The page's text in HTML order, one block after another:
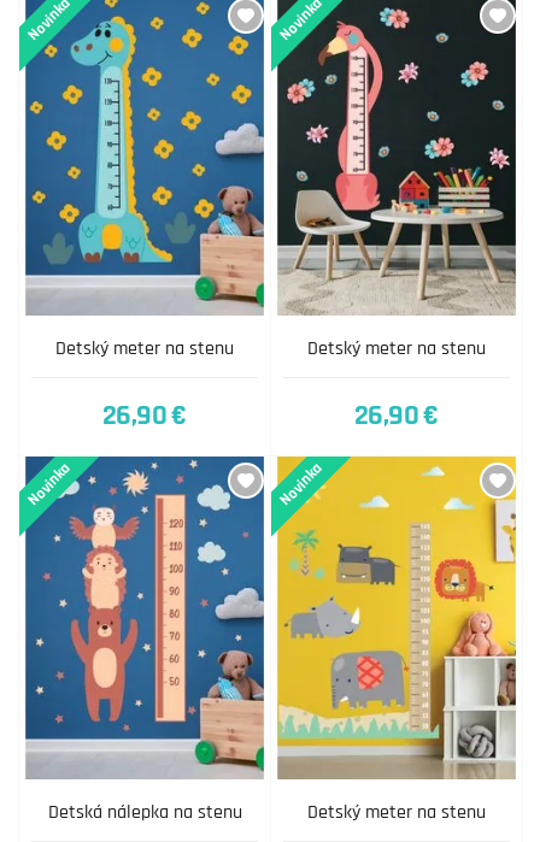
Detský meter na stenu
Novinka
26,90 €
Detský meter na stenu
Novinka
26,90 €
Detská nálepka na stenu
Novinka
Detský meter na stenu
Novinka